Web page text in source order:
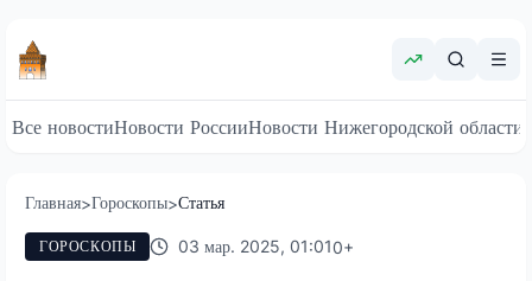
Все новостиНовости РоссииНовости Нижегородской области
Главная>Гороскопы>Статья
ГОРОСКОПЫ 03 мар. 2025, 01:010+